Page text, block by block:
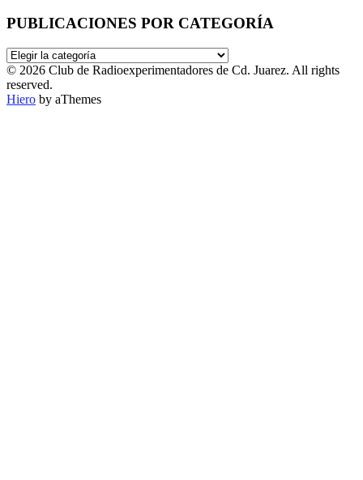
PUBLICACIONES POR CATEGORÍA
PUBLICACIONES
POR
CATEGORÍA
© 2026 Club de Radioexperimentadores de Cd. Juarez. All rights
reserved.
Hiero by aThemes